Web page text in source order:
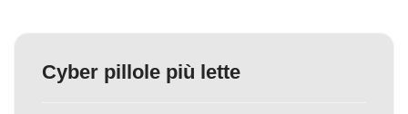
Cyber pillole più lette